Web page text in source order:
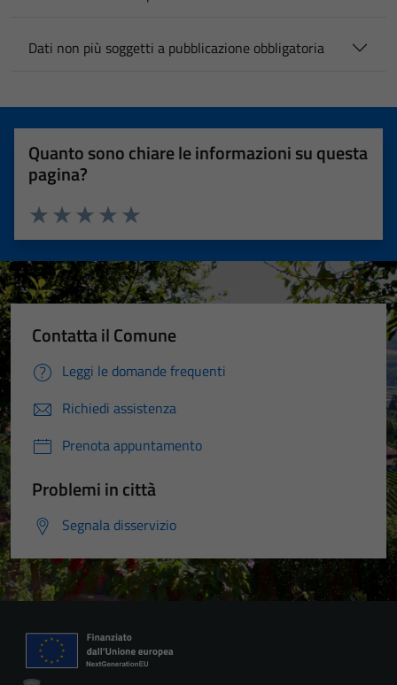
Dati non più soggetti a pubblicazione obbligatoria
Quanto sono chiare le informazioni su questa
pagina?
Valuta 5 stelle su 5
Valuta 4 stelle su 5
Valuta 3 stelle su 5
Valuta 2 stelle su 5
Valuta 1 stelle su 5
Contatta il Comune
Leggi le domande frequenti
Richiedi assistenza
Prenota appuntamento
Problemi in città
Segnala disservizio